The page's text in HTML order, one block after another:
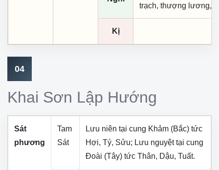
trạch, thượng lương,
Kị
04
Khai Sơn Lập Hướng
Sát
phương
Tam
Sát
Lưu niên tại cung Khảm (Bắc) tức
Hợi, Tý, Sửu; Lưu nguyệt tại cung
Đoài (Tây) tức Thân, Dậu, Tuất.